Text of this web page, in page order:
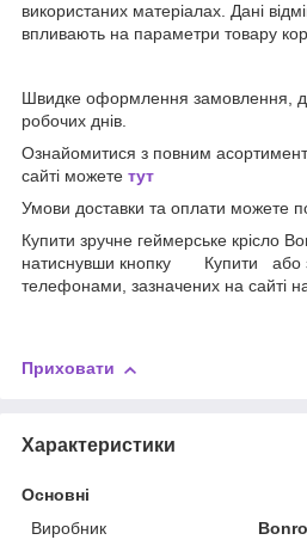
використаних матеріалах. Дані
впливають на параметри товару
Швидке оформлення замовлення,
робочих днів.
Ознайомитися з повним
сайті можете тут
Умови доставки та оплати можете
Купити зручне геймерське крісло
натиснувши кнопку Купити або
телефонами, зазначених на сайті
Приховати
Характеристики
Основні
Виробник
Bonro